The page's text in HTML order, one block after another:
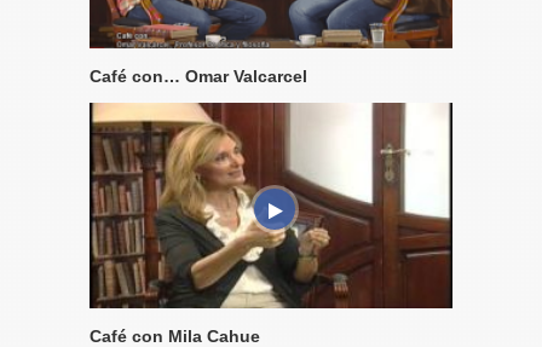
Café con… Omar Valcarcel
Café con Mila Cahue